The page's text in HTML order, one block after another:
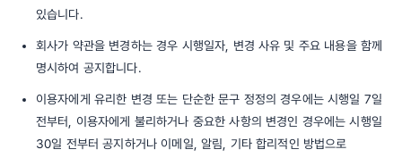
있습니다.
회사가 약관을 변경하는 경우 시행일자, 변경 사유 및 주요 내용을 함께
명시하여 공지합니다.
이용자에게 유리한 변경 또는 단순한 문구 정정의 경우에는 시행일 7일
전부터, 이용자에게 불리하거나 중요한 사항의 변경인 경우에는 시행일
30일 전부터 공지하거나 이메일, 알림, 기타 합리적인 방법으로